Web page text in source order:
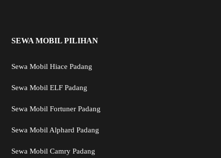
SEWA MOBIL PILIHAN
Sewa Mobil Hiace Padang
Sewa Mobil ELF Padang
Sewa Mobil Fortuner Padang
Sewa Mobil Alphard Padang
Sewa Mobil Camry Padang